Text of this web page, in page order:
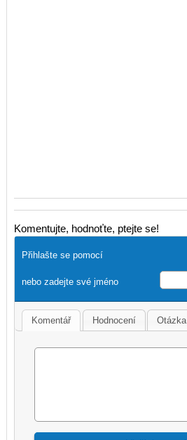
Komentujte, hodnoťte, ptejte se!
Přihlašte se pomocí
nebo zadejte své jméno
Komentář Hodnocení Otázka